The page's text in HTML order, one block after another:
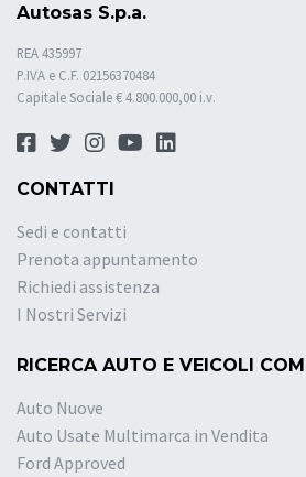
Autosas S.p.a.
REA 435997
P.IVA e C.F. 02156370484
Capitale Sociale € 4.800.000,00 i.v.
CONTATTI
Sedi e contatti
Prenota appuntamento
Richiedi assistenza
I Nostri Servizi
RICERCA AUTO E VEICOLI
Auto Nuove
Auto Usate Multimarca in Vendita
Ford Approved